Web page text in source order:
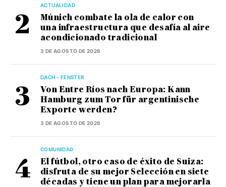
ACTUALIDAD
Múnich combate la ola de calor con
una infraestructura que desafía al aire
acondicionado tradicional
3 DE AGOSTO DE 2026
DACH - FENSTER
Von Entre Ríos nach Europa: Kann
Hamburg zum Tor für argentinische
Exporte werden?
3 DE AGOSTO DE 2026
COMUNIDAD
El fútbol, otro caso de éxito de Suiza:
disfruta de su mejor Selección en siete
décadas y tiene un plan para mejorarla